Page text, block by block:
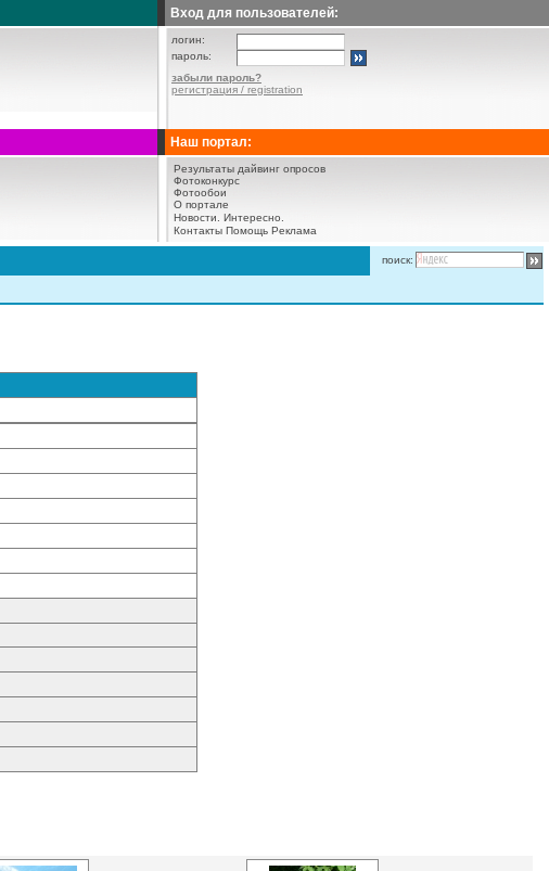
Вход для пользователей:
логин:
пароль:
забыли пароль?
регистрация / registration
Наш портал:
Результаты дайвинг опросов
Фотоконкурс
Фотообои
О портале
Новости.
Интересно.
Контакты Помощь Реклама
поиск: